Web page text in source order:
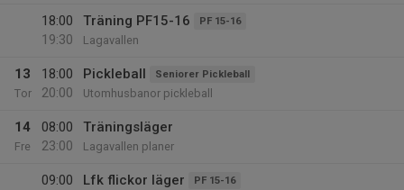
18:00
19:30
Träning PF15-16 PF 15-16
Lagavallen
13
Tor
18:00
20:00
Pickleball Seniorer Pickleball
Utomhusbanor pickleball
14
Fre
08:00
23:00
Träningsläger
Lagavallen planer
09:00
Lfk flickor läger PF 15-16